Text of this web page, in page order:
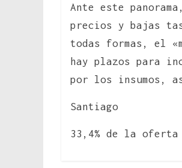
Ante este
precios y bajas
todas formas, el
hay plazos para
por los insumos,
Santiago
33,4% de la oferta